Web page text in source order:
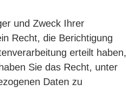
und Zweck Ihrer
Recht, die Berichtigung
erteilt haben,
Sie das Recht, unter
Daten zu